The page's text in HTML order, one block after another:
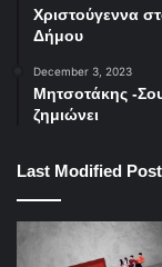
Χριστούγεννα
Δήμου
December 3, 2023
Μητσοτάκης -
ζημιώνει
Last Modified